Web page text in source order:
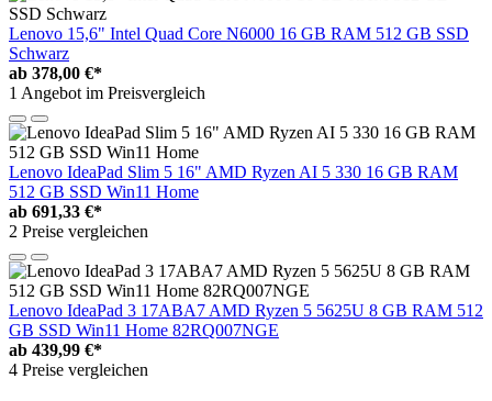
Lenovo 15,6" Intel Quad Core N6000 16 GB RAM 512 GB SSD
Schwarz
ab 378,00 €*
1 Angebot im Preisvergleich
Lenovo IdeaPad Slim 5 16" AMD Ryzen AI 5 330 16 GB RAM
512 GB SSD Win11 Home
ab 691,33 €*
2 Preise vergleichen
Lenovo IdeaPad 3 17ABA7 AMD Ryzen 5 5625U 8 GB RAM 512
GB SSD Win11 Home 82RQ007NGE
ab 439,99 €*
4 Preise vergleichen